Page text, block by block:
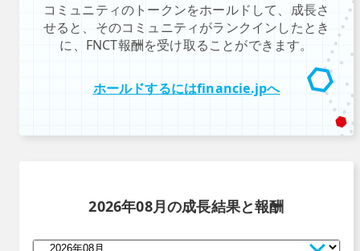
コミュニティのトークンをホールドして、成長さ
せると、そのコミュニティがランクインしたとき
に、FNCT報酬を受け取ることができます。
ホールドするにはfinancie.jpへ
2026年08月の成長結果と報酬